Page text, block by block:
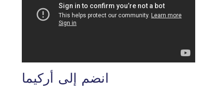
انضم إلى أركيما